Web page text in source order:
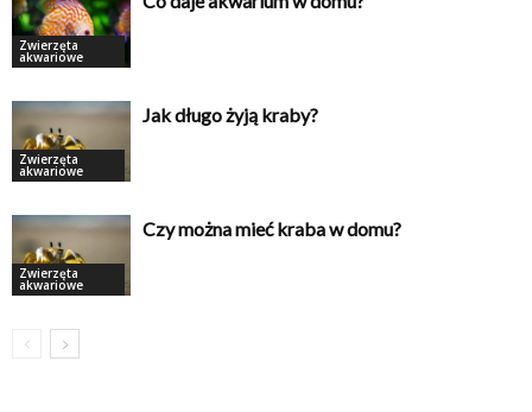
Zwierzęta
akwariowe
Zwierzęta
akwariowe
Jak długo żyją kraby?
Zwierzęta
akwariowe
Czy można mieć kraba w domu?